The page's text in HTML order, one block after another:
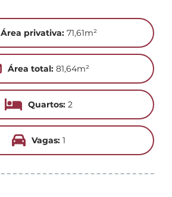
Área privativa:71,61m²
Área total: 81,64m²
Quartos:2
Vagas: 1